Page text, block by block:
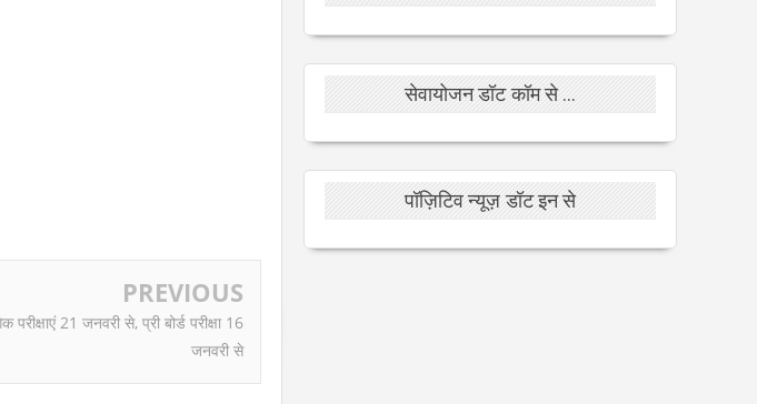
PREVIOUS
परीक्षाएं 21 जनवरी से, प्री बोर्ड परीक्षा 16
जनवरी से
सेवायोजन डॉट कॉम से ...
पॉज़िटिव न्यूज़ डॉट इन से